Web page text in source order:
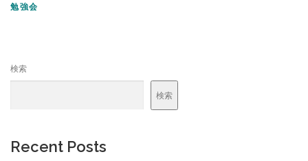
勉強会
検索
検索
Recent Posts